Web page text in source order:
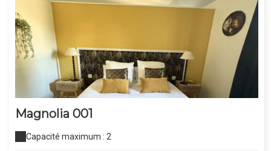
Magnolia 001
Capacité maximum : 2